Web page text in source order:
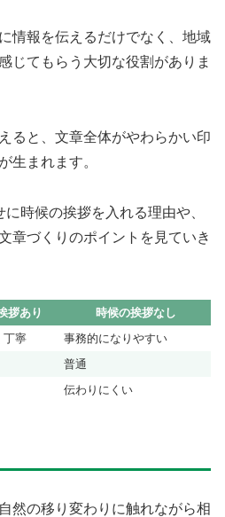
情報を伝えるだけでなく、地域
じてもらう大切な役割がありま
ると、文章全体がやわらかい印
生まれます。
時候の挨拶を入れる理由や、
章づくりのポイントを見ていき
拶あり
時候の挨拶なし
丁寧
事務的になりやすい
普通
伝わりにくい
然の移り変わりに触れながら相